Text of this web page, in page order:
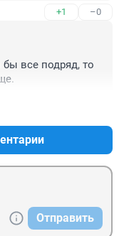
+1 –0
все подряд, то
Отправить